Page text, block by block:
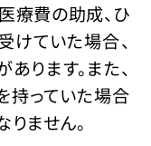
療費の助成、ひ
けていた場合、
ります。また、
持っていた場合
ません。